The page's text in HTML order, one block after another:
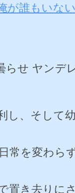
が誰もいな
らせ ヤンデ
し、そして
常を変わら
置き去りに